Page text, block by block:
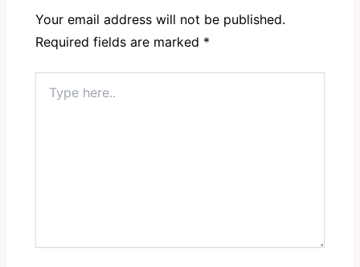
Your email address will not be published.
Required fields are marked *
here..